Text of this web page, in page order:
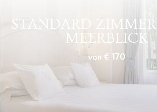
STANDARD ZIMMER
MEERBLICK
von € 170